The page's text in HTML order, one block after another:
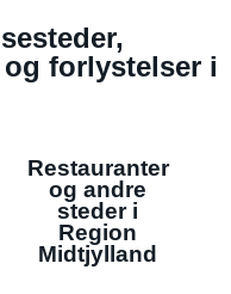
forlystelser i
Restauranter
og andre
steder i
Region
Midtjylland